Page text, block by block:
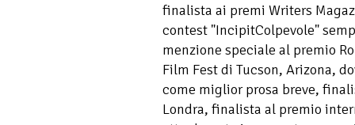
finalista ai premi Writers
contest "IncipitColpevole"
menzione speciale al premio
Film Fest di Tucson, Arizona,
come miglior prosa breve,
Londra, finalista al premio